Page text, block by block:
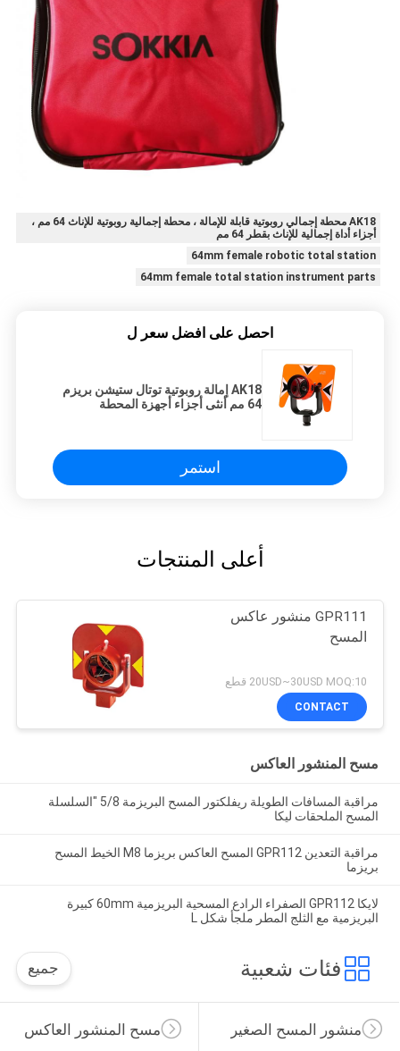
AK18 محطة إجمالي روبوتية قابلة للإمالة ، محطة إجمالية روبوتية للإناث 64 مم ،
أجزاء أداة إجمالية للإناث بقطر 64 مم
64mm female robotic total station
64mm female total station instrument parts
احصل على افضل سعر ل
AK18 إمالة روبوتية توتال ستيشن بريزم
64 مم أنثى أجزاء أجهزة المحطة
استمر
أعلى المنتجات
GPR111 منشور عاكس
المسح
20USD~30USD MOQ:10 قطع
CONTACT
مسح المنشور العاكس
مراقبة المسافات الطويلة ريفلكتور المسح البريزمة 5/8 "السلسلة
المسح الملحقات ليكا
مراقبة التعدين GPR112 المسح العاكس بريزما M8 الخيط المسح
بريزما
لايكا GPR112 الصفراء الرادع المسحية البريزمية 60mm كبيرة
البريزمية مع الثلج المطر ملجأ شكل L
فئات شعبية جميع
مسح المنشور العاكس منشور المسح الصغير